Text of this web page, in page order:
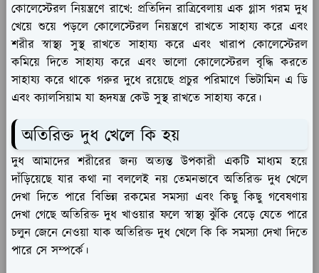
কোলেস্টেরল নিয়ন্ত্রণে রাখে: প্রতিদিন রাত্রিবেলায় এক গ্লাস গরম দুধ
খেয়ে শুয়ে পড়লে কোলেস্টেরল নিয়ন্ত্রণে রাখতে সাহায্য করে এবং
শরীর স্বাস্থ্য সুস্থ রাখতে সাহায্য করে এবং খারাপ কোলেস্টেরল
কমিয়ে দিতে সাহায্য করে এবং ভালো কোলেস্টেরল বৃদ্ধি করতে
সাহায্য করে থাকে গরুর দুধে রয়েছে প্রচুর পরিমাণে ভিটামিন এ ডি
এবং ক্যালসিয়াম যা হৃদযন্ত্র কেউ সুস্থ রাখতে সাহায্য করে।
অতিরিক্ত দুধ খেলে কি হয়
দুধ আমাদের শরীরের জন্য অত্যন্ত উপকারী একটি মাধ্যম হয়ে
দাঁড়িয়েছে যার কথা না বললেই নয় তেমনভাবে অতিরিক্ত দুধ খেলে
দেখা দিতে পারে বিভিন্ন রকমের সমস্যা এবং কিছু কিছু গবেষণায়
দেখা গেছে অতিরিক্ত দুধ খাওয়ার ফলে স্বাস্থ্য ঝুঁকি বেড়ে যেতে পারে
চলুন জেনে নেওয়া যাক অতিরিক্ত দুধ খেলে কি কি সমস্যা দেখা দিতে
পারে সে সম্পর্কে।